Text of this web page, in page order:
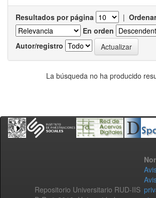
Resultados por página |
En orden
Autor/registro
La búsqueda no ha producido
Repositorio Universitario RUD-IIS